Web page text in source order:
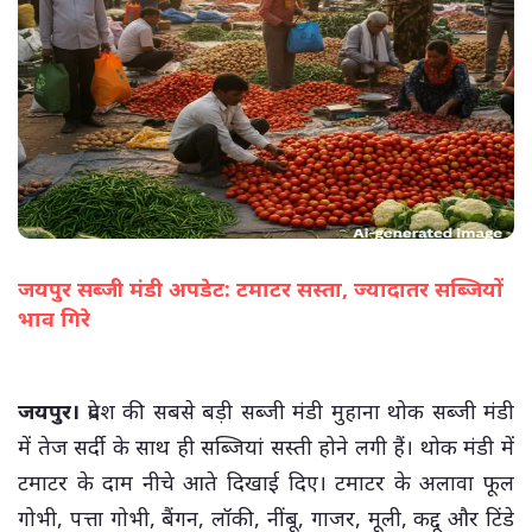
जयपुर सब्जी मंडी अपडेट: टमाटर सस्ता, ज्यादातर सब्जियों
भाव गिरे
जयपुर। प्रदेश की सबसे बड़ी सब्जी मंडी मुहाना थोक सब्जी मंडी
में तेज सर्दी के साथ ही सब्जियां सस्ती होने लगी हैं। थोक मंडी में
टमाटर के दाम नीचे आते दिखाई दिए। टमाटर के अलावा फूल
गोभी, पत्ता गोभी, बैंगन, लॉकी, नींबू, गाजर, मूली, कद्दू और टिंडे